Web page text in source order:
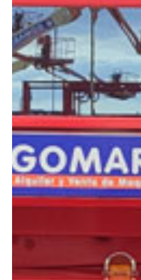
DESCRIPCIÓN
Las Tijeras Diésel destacan por tener
plataforma es extensible. Además,
obtener una mayor seguridad en
con pendiente. Disponibles con altura
DIMENSIONES
Altura plataforma:9.70 m
Alcance lateral:0 m
Altura almacenaje:2.55 m
Longitud:3.76 m
ESPECIFICACIONES
Motor:Diésel